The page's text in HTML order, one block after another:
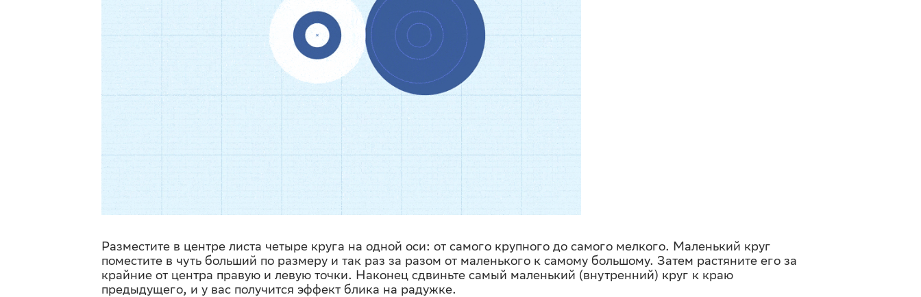
Разместите в центре листа четыре круга на одной оси: от самого крупного до самого мелкого. Маленький круг
поместите в чуть больший по размеру и так раз за разом от маленького к самому большому. Затем растяните его за
крайние от центра правую и левую точки. Наконец сдвиньте самый маленький (внутренний) круг к краю
предыдущего, и у вас получится эффект блика на радужке.